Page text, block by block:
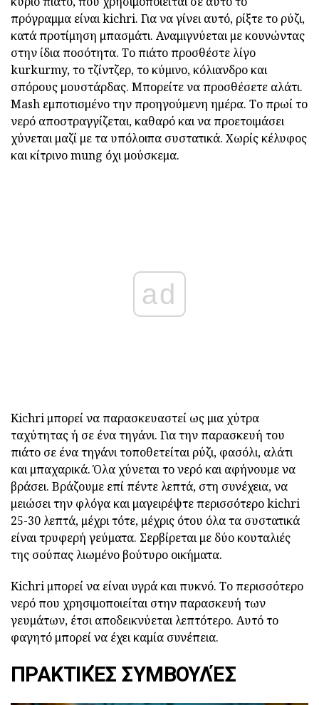
πρόγραμμα είναι kichri. Για να γίνει αυτό, ρίξτε το ρύζι,
κατά προτίμηση μπασμάτι. Αναμιγνύεται με κουνώντας
στην ίδια ποσότητα. Το πιάτο προσθέστε λίγο
kurkurmy, το τζίντζερ, το κύμινο, κόλιανδρο και
σπόρους μουστάρδας. Μπορείτε να προσθέσετε αλάτι.
Mash εμποτισμένο την προηγούμενη ημέρα. Το πρωί το
νερό αποστραγγίζεται, καθαρό και να προετοιμάσει
χύνεται μαζί με τα υπόλοιπα συστατικά. Χωρίς κέλυφος
και κίτρινο mung όχι μούσκεμα.
ad
Kichri μπορεί να παρασκευαστεί ως μια χύτρα
ταχύτητας ή σε ένα τηγάνι. Για την παρασκευή του
πιάτο σε ένα τηγάνι τοποθετείται ρύζι, φασόλι, αλάτι
και μπαχαρικά. Όλα χύνεται το νερό και αφήνουμε να
βράσει. Βράζουμε επί πέντε λεπτά, στη συνέχεια, να
μειώσει την φλόγα και μαγειρέψτε περισσότερο kichri
25-30 λεπτά, μέχρι τότε, μέχρις ότου όλα τα συστατικά
είναι τρυφερή γεύματα. Σερβίρεται με δύο κουταλιές
της σούπας λιωμένο βούτυρο οικήματα.
Kichri μπορεί να είναι υγρά και πυκνό. Το περισσότερο
νερό που χρησιμοποιείται στην παρασκευή των
γευμάτων, έτσι αποδεικνύεται λεπτότερο. Αυτό το
φαγητό μπορεί να έχει καμία συνέπεια.
ΠΡΑΚΤΙΚΈΣ ΣΥΜΒΟΥΛΈΣ